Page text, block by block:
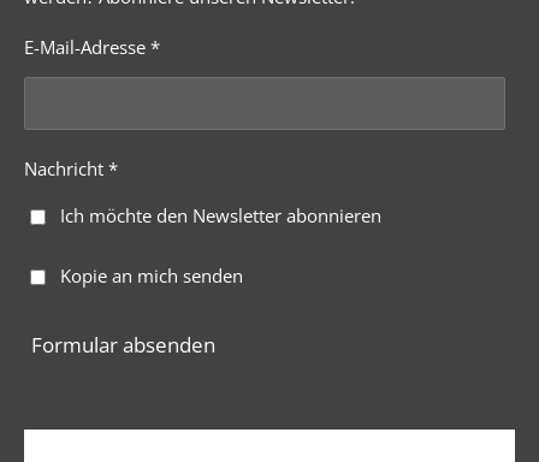
E-Mail-Adresse *
Nachricht *
Ich möchte den Newsletter abonnieren
Kopie an mich senden
Formular absenden